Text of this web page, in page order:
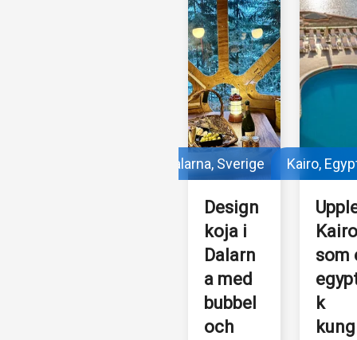
Dalarna, Sverige
Design
koja i
Dalarn
a med
bubbel
och
Kairo,
Kairo
som
k